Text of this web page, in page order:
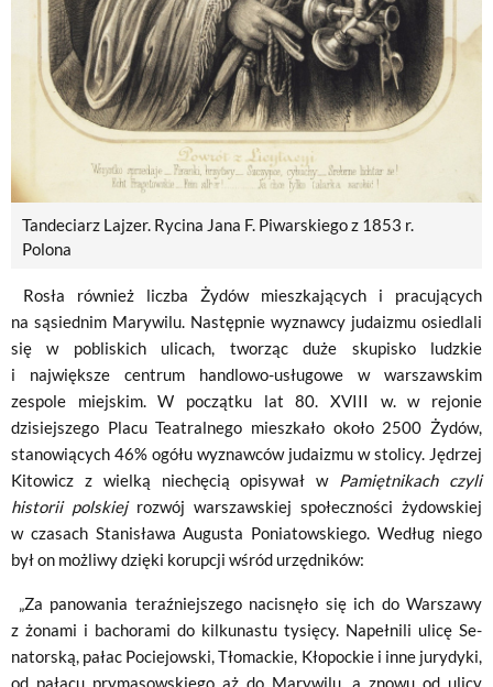
Tandeciarz Lajzer. Rycina Jana F. Piwarskiego z 1853 r.
Polona
Rosła również liczba Żydów mieszkających i pracujących
na sąsiednim Marywilu. Następnie wyznawcy judaizmu osiedlali
się w pobliskich ulicach, tworząc duże skupisko ludzkie
i największe centrum handlowo-usługowe w warszawskim
zespole miejskim. W początku lat 80. XVIII w. w rejonie
dzisiejszego Placu Teatralnego mieszkało około 2500 Żydów,
stanowiących 46% ogółu wyznawców judaizmu w stolicy. Jędrzej
Kitowicz z wielką niechęcią opisywał w Pamiętnikach czyli
historii polskiejrozwój warszawskiej społeczności żydowskiej
w czasach Stanisława Augusta Poniatowskiego. Według niego
był on możliwy dzięki korupcji wśród urzędników:
„Za panowania teraźniejszego nacisnęło się ich do Warszawy
z żonami i bachorami do kilkunastu tysięcy. Napełnili ulicę Se­
natorską, pałac Pociejowski, Tłomackie, Kłopockie i inne jurydyki,
od pałacu prymasowskiego aż do Marywilu, a znowu od ulicy